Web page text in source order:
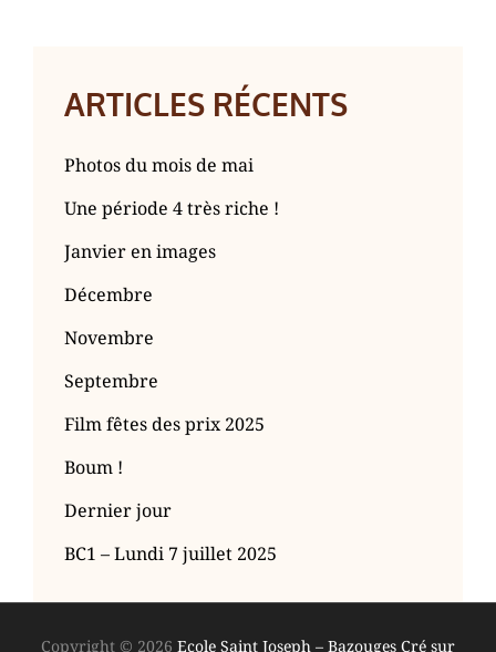
ARTICLES RÉCENTS
Photos du mois de mai
Une période 4 très riche !
Janvier en images
Décembre
Novembre
Septembre
Film fêtes des prix 2025
Boum !
Dernier jour
BC1 – Lundi 7 juillet 2025
Copyright © 2026 Ecole Saint Joseph – Bazouges Cré sur